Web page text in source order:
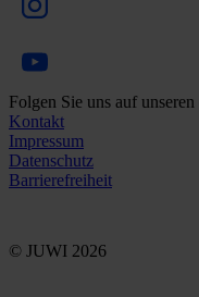
Folgen Sie uns auf
Kontakt
Impressum
Datenschutz
Barrierefreiheit
© JUWI 2026